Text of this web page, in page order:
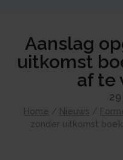
Aanslag
uitkomst
af te
Home / Nieuws /
zonder uitkomst